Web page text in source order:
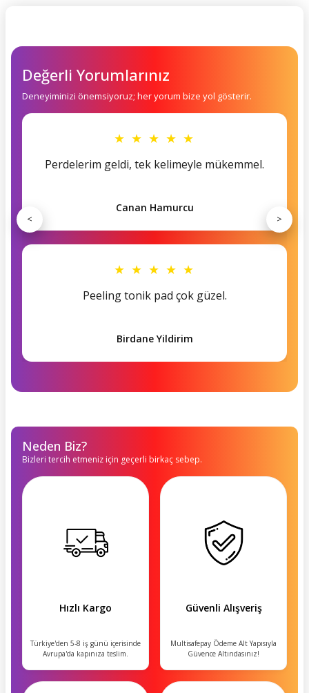
Değerli Yorumlarınız
Deneyiminizi önemsiyoruz; her yorum bize yol gösterir.
★ ★ ★ ★ ★
Perdelerim geldi, tek kelimeyle mükemmel.
Canan Hamurcu
★ ★ ★ ★ ★
Peeling tonik pad çok güzel.
Birdane Yildirim
< >
Neden Biz?
Bizleri tercih etmeniz için geçerli birkaç sebep.
Hızlı Kargo
Türkiye'den 5-8 iş günü içerisinde
Avrupa'da kapınıza teslim.
Güvenli Alışveriş
Multisafepay Ödeme Alt Yapısıyla
Güvence Altındasınız!